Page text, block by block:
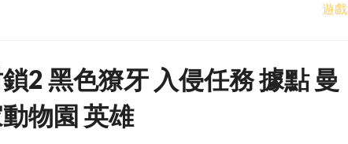
遊戲
2 黑色獠牙 入侵任務 據點 曼
物園 英雄